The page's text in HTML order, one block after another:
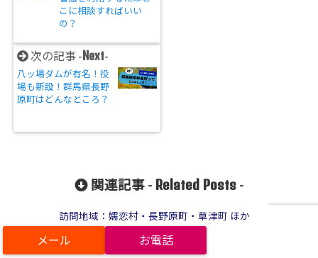
訪問地域：嬬恋村・長野原町・草津町 ほか
こに相談すればいい
の？
次の記事 -Next-
八ッ場ダムが有名！役
場も新設！群馬県長野
原町はどんなところ？
関連記事 - Related Posts-